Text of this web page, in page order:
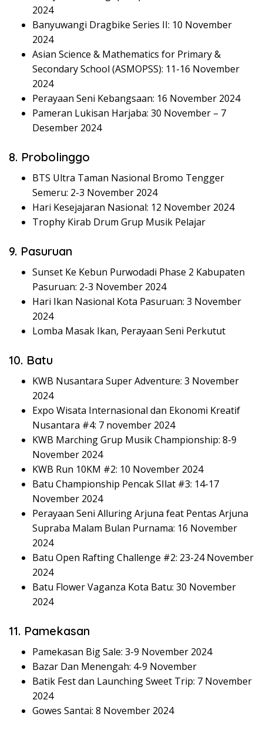
2024
Banyuwangi Dragbike Series II: 10 November
2024
Asian Science & Mathematics for Primary &
Secondary School (ASMOPSS): 11-16 November
2024
Perayaan Seni Kebangsaan: 16 November 2024
Pameran Lukisan Harjaba: 30 November – 7
Desember 2024
8. Probolinggo
BTS Ultra Taman Nasional Bromo Tengger
Semeru: 2-3 November 2024
Hari Kesejajaran Nasional: 12 November 2024
Trophy Kirab Drum Grup Musik Pelajar
9. Pasuruan
Sunset Ke Kebun Purwodadi Phase 2 Kabupaten
Pasuruan: 2-3 November 2024
Hari Ikan Nasional Kota Pasuruan: 3 November
2024
Lomba Masak Ikan, Perayaan Seni Perkutut
10. Batu
KWB Nusantara Super Adventure: 3 November
2024
Expo Wisata Internasional dan Ekonomi Kreatif
Nusantara #4: 7 november 2024
KWB Marching Grup Musik Championship: 8-9
November 2024
KWB Run 10KM #2: 10 November 2024
Batu Championship Pencak SIlat #3: 14-17
November 2024
Perayaan Seni Alluring Arjuna feat Pentas Arjuna
Supraba Malam Bulan Purnama: 16 November
2024
Batu Open Rafting Challenge #2: 23-24 November
2024
Batu Flower Vaganza Kota Batu: 30 November
2024
11. Pamekasan
Pamekasan Big Sale: 3-9 November 2024
Bazar Dan Menengah: 4-9 November
Batik Fest dan Launching Sweet Trip: 7 November
2024
Gowes Santai: 8 November 2024